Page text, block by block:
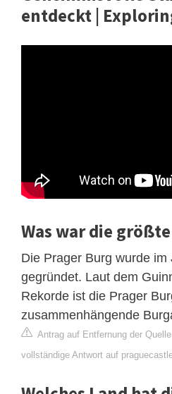
entdeckt |
Was war die
Die Prager Burg wurde im
gegründet. Laut dem
Rekorde ist die Prager
zusammenhängende
Antrag auf Entfernung der Quelle
vollständige Antwort auf